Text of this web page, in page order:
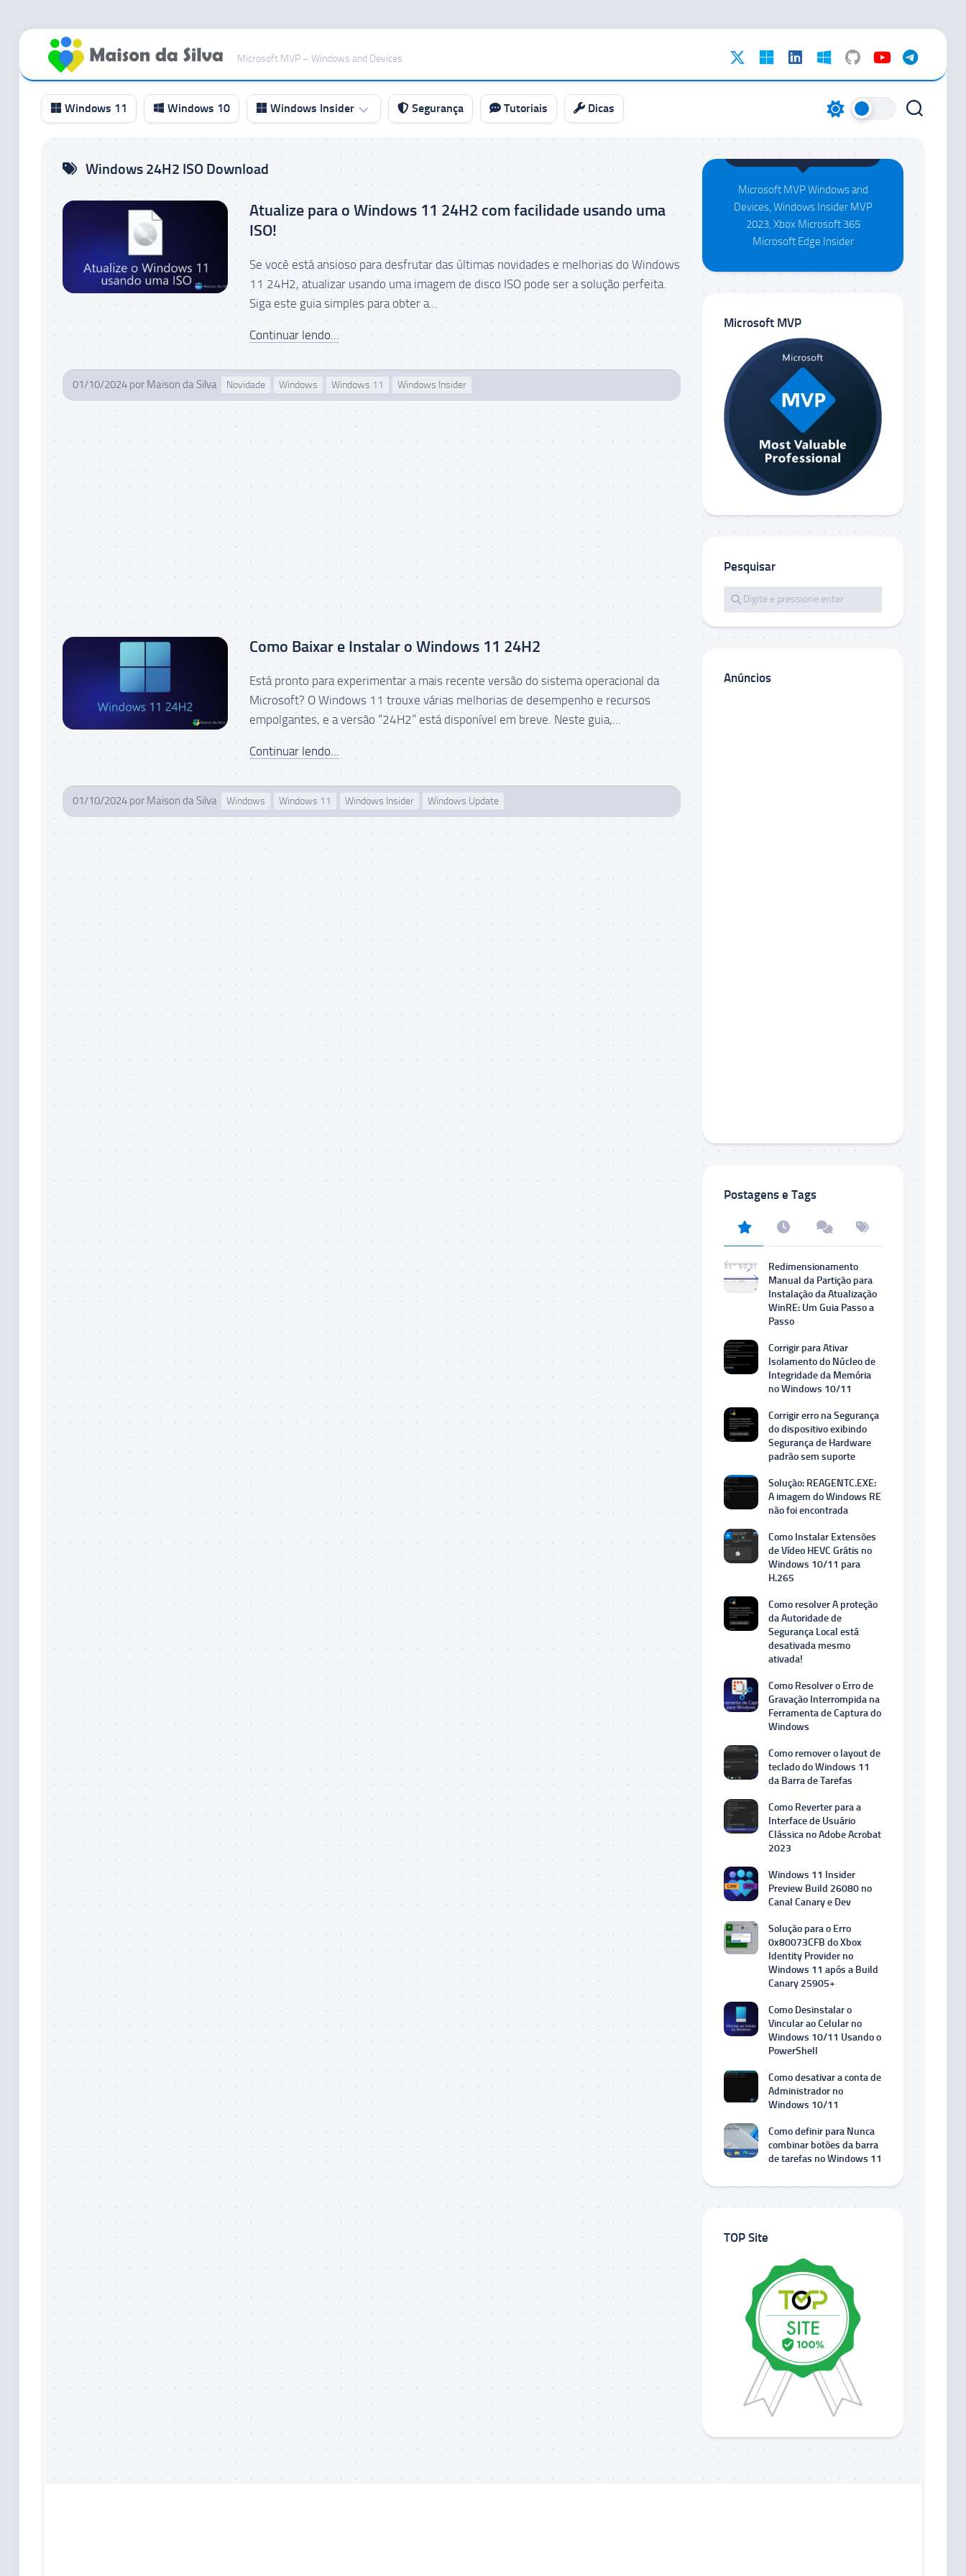
conteúdo
Microsoft MVP – Windows and Devices
Windows 11 Windows 10 Windows Insider
RP
Canal
Beta
Canal
Canal
Canary
Segurança Tutoriais Dicas
Windows 24H2 ISO Download
Atualize para o Windows 11 24H2 com facilidade usando uma
ISO!
Se você está ansioso para desfrutar das últimas novidades e melhorias do Windows
11 24H2, atualizar usando uma imagem de disco ISO pode ser a solução perfeita.
Siga este guia simples para obter a...
Continuar lendo...
01/10/2024 por Maison da Silva Novidade Windows Windows 11 Windows Insider
Como Baixar e Instalar o Windows 11 24H2
Está pronto para experimentar a mais recente versão do sistema operacional da
Microsoft? O Windows 11 trouxe várias melhorias de desempenho e recursos
empolgantes, e a versão “24H2” está disponível em breve. Neste guia,...
Continuar lendo...
01/10/2024 por Maison da Silva Windows Windows 11 Windows Insider Windows Update
Maison da Silva
Microsoft MVP Windows and
Devices, Windows Insider MVP
2023, Xbox Microsoft 365
Microsoft Edge Insider
Microsoft MVP
Pesquisar
Anúncios
Postagens e Tags
Redimensionamento
Manual da Partição para
Instalação da Atualização
WinRE: Um Guia Passo a
Passo
Corrigir para Ativar
Isolamento do Núcleo de
Integridade da Memória
no Windows 10/11
Corrigir erro na Segurança
do dispositivo exibindo
Segurança de Hardware
padrão sem suporte
Solução: REAGENTC.EXE:
A imagem do Windows RE
não foi encontrada
Como Instalar Extensões
de Vídeo HEVC Grátis no
Windows 10/11 para
H.265
Como resolver A proteção
da Autoridade de
Segurança Local está
desativada mesmo
ativada!
Como Resolver o Erro de
Gravação Interrompida na
Ferramenta de Captura do
Windows
Como remover o layout de
teclado do Windows 11
da Barra de Tarefas
Como Reverter para a
Interface de Usuário
Clássica no Adobe Acrobat
2023
Windows 11 Insider
Preview Build 26080 no
Canal Canary e Dev
Solução para o Erro
0x80073CFB do Xbox
Identity Provider no
Windows 11 após a Build
Canary 25905+
Como Desinstalar o
Vincular ao Celular no
Windows 10/11 Usando o
PowerShell
Como desativar a conta de
Administrador no
Windows 10/11
Como definir para Nunca
combinar botões da barra
de tarefas no Windows 11
TOP Site